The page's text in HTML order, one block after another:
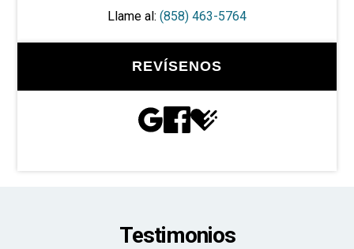
Llame al: (858) 463-5764
REVÍSENOS
Testimonios